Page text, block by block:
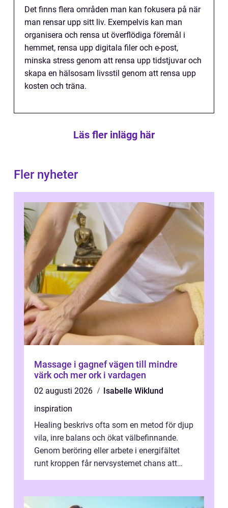
Det finns flera områden man kan fokusera på när
man rensar upp sitt liv. Exempelvis kan man
organisera och rensa ut överflödiga föremål i
hemmet, rensa upp digitala filer och e-post,
minska stress genom att rensa upp tidstjuvar och
skapa en hälsosam livsstil genom att rensa upp
kosten och träna.
Läs fler inlägg här
Fler nyheter
Massage i gagnef vägen till mindre
värk och mer ork i vardagen
02 augusti 2026
Isabelle Wiklund
inspiration
Healing beskrivs ofta som en metod för djup
vila, inre balans och ökat välbefinnande.
Genom beröring eller arbete i energifältet
runt kroppen får nervsystemet chans att